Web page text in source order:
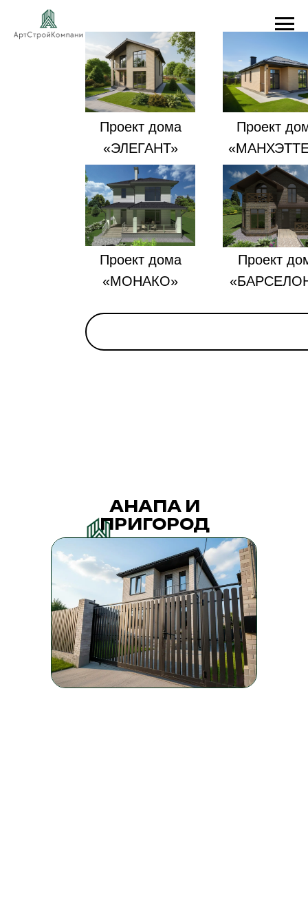
Проект дома
«ЭЛЕГАНТ»
Проект
Проект дома
«МОНАКО»
Проект
АНАПА И
ПРИГОРОД